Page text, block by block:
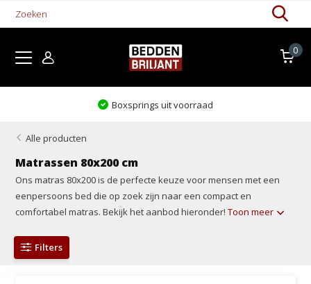
0
Boxsprings uit voorraad
Alle producten
Matrassen 80x200 cm
Ons matras 80x200 is de perfecte keuze voor mensen met een
eenpersoons bed die op zoek zijn naar een compact en
comfortabel matras. Bekijk het aanbod hieronder!Toon meer
Filters